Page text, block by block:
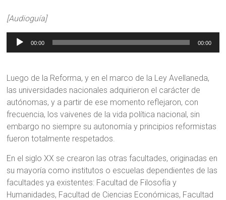
[Audioguía]
Reproductor
00:00 00:00
Luego de la Reforma, y en el marco de la Ley Avellaneda,
las universidades nacionales adquirieron el carácter de
autónomas, y a partir de ese momento reflejaron, con
frecuencia, los vaivenes de la vida política nacional, sin
embargo no siempre su autonomía y principios reformistas
fueron totalmente respetados.
En el siglo XX se crearon las otras facultades, originadas en
su mayoría como institutos o escuelas dependientes de las
facultades ya existentes: Facultad de Filosofía y
Humanidades, Facultad de Ciencias Económicas, Facultad